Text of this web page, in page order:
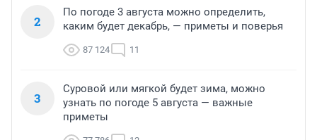
2
По погоде 3 августа можно определить,
каким будет декабрь, — приметы и поверья
87 124 11
3
Суровой или мягкой будет зима, можно
узнать по погоде 5 августа — важные
приметы